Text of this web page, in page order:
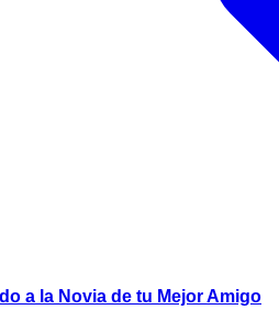
a la Novia de tu Mejor Amigo